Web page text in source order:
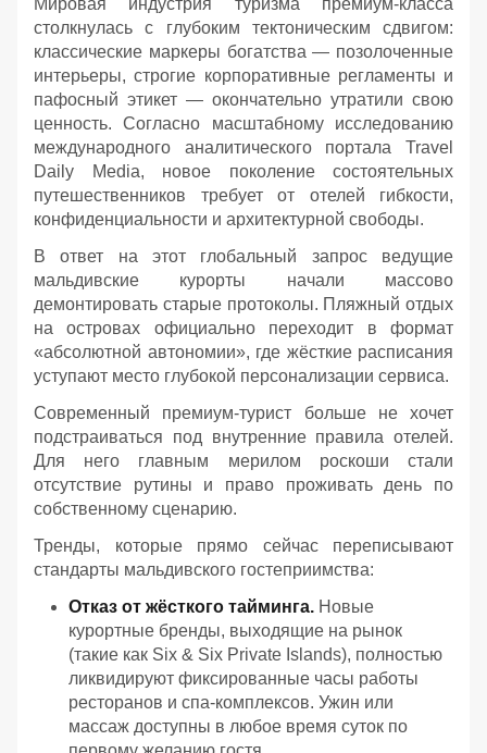
Мировая индустрия туризма премиум-класса
столкнулась с глубоким тектоническим сдвигом:
классические маркеры богатства — позолоченные
интерьеры, строгие корпоративные регламенты и
пафосный этикет — окончательно утратили свою
ценность. Согласно масштабному исследованию
международного аналитического портала Travel
Daily Media, новое поколение состоятельных
путешественников требует от отелей гибкости,
конфиденциальности и архитектурной свободы.
В ответ на этот глобальный запрос ведущие
мальдивские курорты начали массово
демонтировать старые протоколы. Пляжный отдых
на островах официально переходит в формат
«абсолютной автономии», где жёсткие расписания
уступают место глубокой персонализации сервиса.
Современный премиум-турист больше не хочет
подстраиваться под внутренние правила отелей.
Для него главным мерилом роскоши стали
отсутствие рутины и право проживать день по
собственному сценарию.
Тренды, которые прямо сейчас переписывают
стандарты мальдивского гостеприимства:
Отказ от жёсткого тайминга. Новые
курортные бренды, выходящие на рынок
(такие как Six & Six Private Islands), полностью
ликвидируют фиксированные часы работы
ресторанов и спа-комплексов. Ужин или
массаж доступны в любое время суток по